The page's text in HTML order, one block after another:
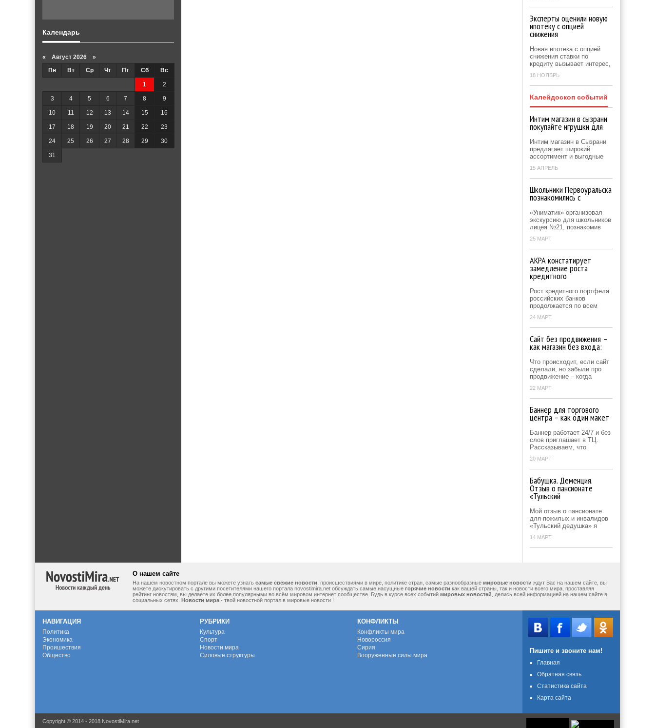
Календарь
« Август 2026 »
Пн
Вт Ср Чт Пт Сб Вс
1 2
3 4 5 6 7 8 9
10 11 12 13 14 15 16
17 18 19 20 21 22 23
24 25 26 27 28 29 30
31
Эксперты оценили новую
ипотеку с опцией
снижения
Новая ипотека с опцией
снижения ставки по
кредиту вызывает интерес,
18 НОЯБРЬ
Калейдоскоп событий
Интим магазин в сызрани
покупайте игрушки для
Интим магазин в Сызрани
предлагает широкий
ассортимент и выгодные
15 АПРЕЛЬ
Школьники Первоуральска
познакомились с
«Униматик» организовал
экскурсию для школьников
лицея №21, познакомив
25 МАРТ
АКРА констатирует
замедление роста
кредитного
Рост кредитного портфеля
российских банков
продолжается по всем
24 МАРТ
Сайт без продвижения –
как магазин без входа:
Что происходит, если сайт
сделали, но забыли про
продвижение – когда
22 МАРТ
Баннер для торгового
центра – как один макет
Баннер работает 24/7 и без
слов приглашает в ТЦ.
Рассказываем, что
20 МАРТ
Бабушка. Деменция.
Отзыв о пансионате
«Тульский
Мой отзыв о пансионате
для пожилых и инвалидов
«Тульский дедушка» я
14 МАРТ
О нашем сайте
На нашем новостном портале вы можете узнать самые свежие новости , происшествиями в мире, политике стран, самые разнообразные мировые новости ждут Вас на нашем сайте, вы
можете дискутировать с другими посетителями нашего портала novostimira.net обсуждать самые насущные горячие новости как вашей страны, так и новости всего мира, проставляя
рейтинг новостям, вы делаете их более популярными во всём мировом интернет сообществе. Будь в курсе всех событий мировых новостей , делись всей информацией на нашем сайте в
социальных сетях. Новости мира - твой новостной портал в мировые новости !
НАВИГАЦИЯ
Политика
Экономика
Проишествия
Общество
РУБРИКИ
Культура
Спорт
Новости мира
Силовые структуры
КОНФЛИКТЫ
Конфликты мира
Новороссия
Сирия
Вооруженные силы мира
Пишите и звоните нам!
Главная
Обратная связь
Статистика сайта
Карта сайта
Copyright © 2014 - 2018 NovostiMira.net